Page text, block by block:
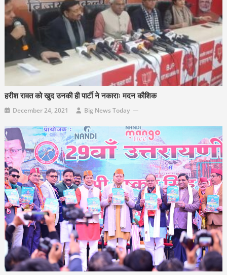
हरीश रावत को खुद उनकी ही पार्टी ने नकाराः मदन कौशिक
December 24, 2021 Big News Today